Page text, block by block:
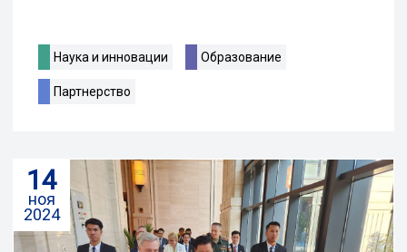
Наука и инновации Образование
Партнерство
14
ноя
2024